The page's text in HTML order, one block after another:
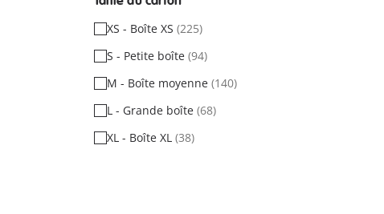
XS - Boîte XS (225)
S - Petite boîte (94)
M - Boîte moyenne (140)
L - Grande boîte (68)
XL - Boîte XL (38)